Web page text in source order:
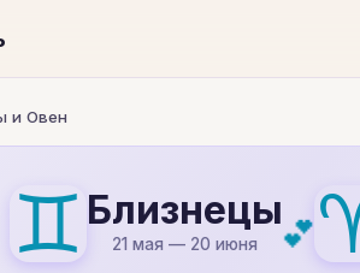
и Овен
♊ Близнецы
21 мая — 20 июня 💕